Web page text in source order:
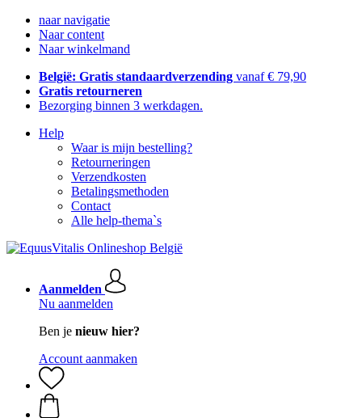
naar navigatie
Naar content
Naar winkelmand
België: Gratis standaardverzending vanaf € 79,90
Gratis retourneren
Bezorging binnen 3 werkdagen.
Help
Waar is mijn bestelling?
Retourneringen
Verzendkosten
Betalingsmethoden
Contact
Alle help-thema`s
Aanmelden
Nu aanmelden
Ben je nieuw hier?
Account aanmaken